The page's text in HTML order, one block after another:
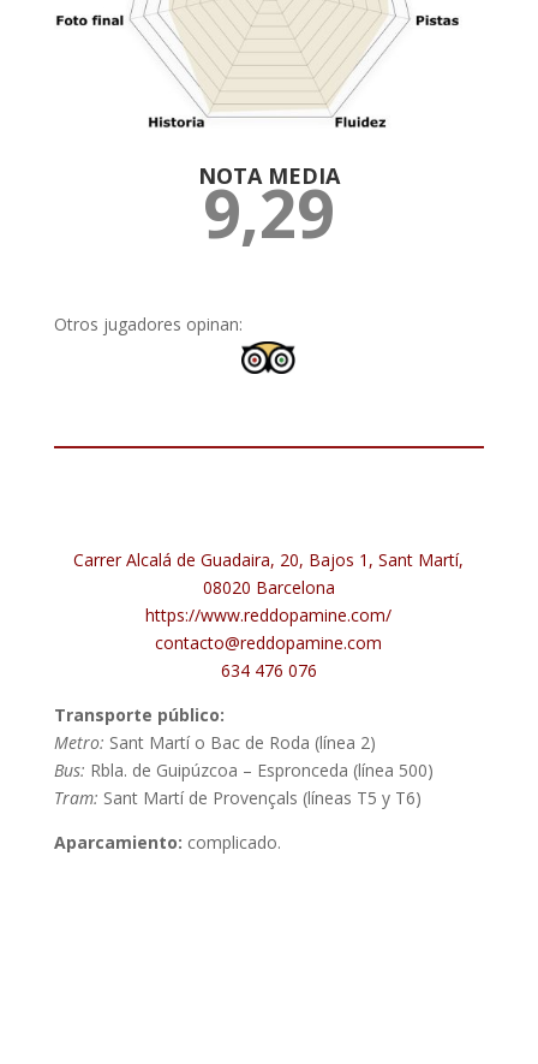
NOTA MEDIA
9,29
Otros jugadores opinan:
Carrer Alcalá de Guadaira, 20, Bajos 1, Sant Martí,
08020 Barcelona
https://www.reddopamine.com/
contacto@reddopamine.com
634 476 076
Transporte público:
Metro: Sant Martí o Bac de Roda (línea 2)
Bus: Rbla. de Guipúzcoa – Espronceda (línea 500)
Tram: Sant Martí de Provençals (líneas T5 y T6)
Aparcamiento: complicado.